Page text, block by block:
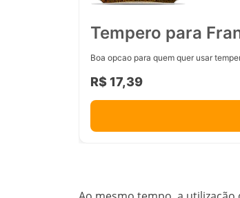
Tempero para
Boa opcao para quem quer usar
R$ 17,39